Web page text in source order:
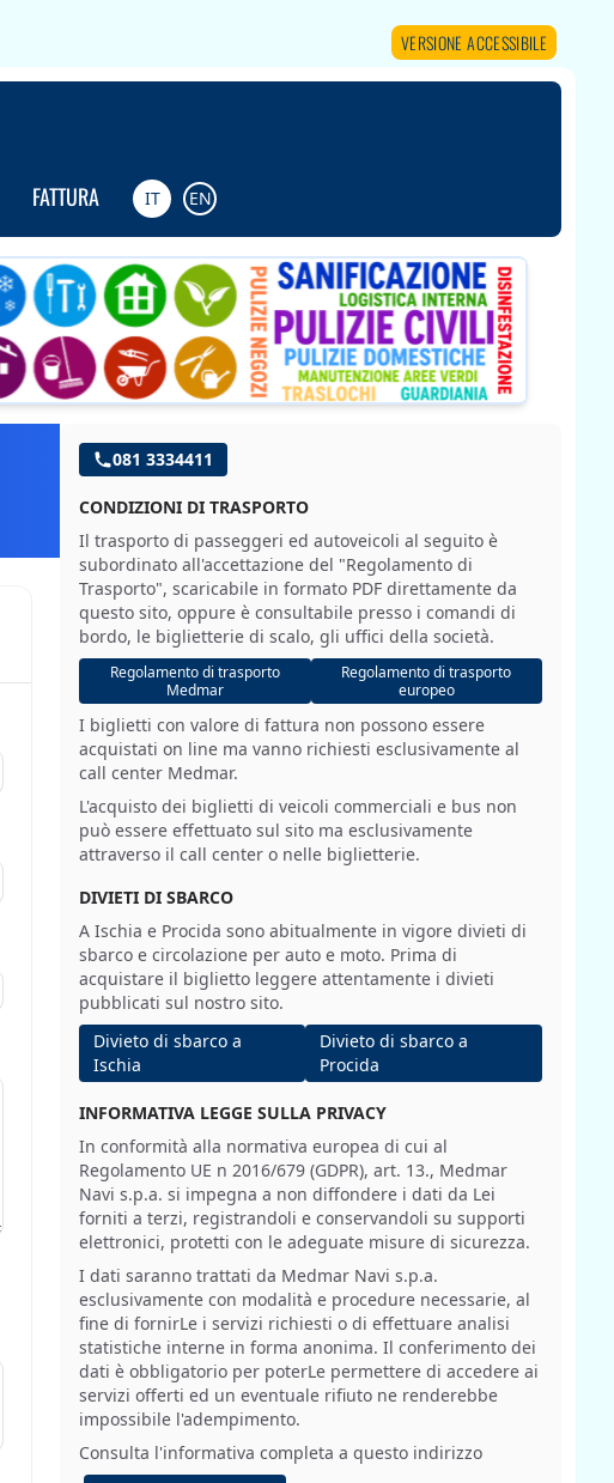
VERSIONE ACCESSIBILE
FATTURA IT EN
081 3334411
CONDIZIONI DI TRASPORTO
Il trasporto di passeggeri ed autoveicoli al seguito è
subordinato all'accettazione del "Regolamento di
Trasporto", scaricabile in formato PDF direttamente da
questo sito, oppure è consultabile presso i comandi di
bordo, le biglietterie di scalo, gli uffici della società.
Regolamento di trasporto
Medmar
Regolamento di trasporto
europeo
I biglietti con valore di fattura non possono essere
acquistati on line ma vanno richiesti esclusivamente al
call center Medmar.
L'acquisto dei biglietti di veicoli commerciali e bus non
può essere effettuato sul sito ma esclusivamente
attraverso il call center o nelle biglietterie.
DIVIETI DI SBARCO
A Ischia e Procida sono abitualmente in vigore divieti di
sbarco e circolazione per auto e moto. Prima di
acquistare il biglietto leggere attentamente i divieti
pubblicati sul nostro sito.
Divieto di sbarco a
Ischia
Divieto di sbarco a
Procida
INFORMATIVA LEGGE SULLA PRIVACY
In conformità alla normativa europea di cui al
Regolamento UE n 2016/679 (GDPR), art. 13., Medmar
Navi s.p.a. si impegna a non diffondere i dati da Lei
forniti a terzi, registrandoli e conservandoli su supporti
elettronici, protetti con le adeguate misure di sicurezza.
I dati saranno trattati da Medmar Navi s.p.a.
esclusivamente con modalità e procedure necessarie, al
fine di fornirLe i servizi richiesti o di effettuare analisi
statistiche interne in forma anonima. Il conferimento dei
dati è obbligatorio per poterLe permettere di accedere ai
servizi offerti ed un eventuale rifiuto ne renderebbe
impossibile l'adempimento.
Consulta l'informativa completa a questo indirizzo